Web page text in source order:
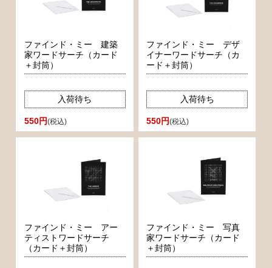
ファインド・ミー 建築
家ワードサーチ（カード
＋封筒）
入荷待ち
550円(税込)
ファインド・ミー デザ
イナーワードサーチ（カ
ード＋封筒）
入荷待ち
550円(税込)
ファインド・ミー アー
ティストワードサーチ
（カード＋封筒）
ファインド・ミー 写真
家ワードサーチ（カード
＋封筒）